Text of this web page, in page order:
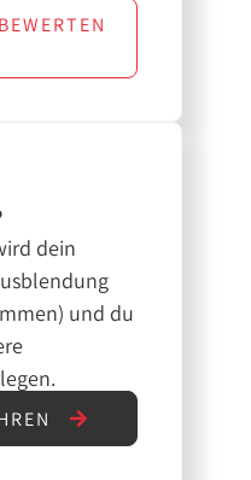
BEWERTEN
dein
und du